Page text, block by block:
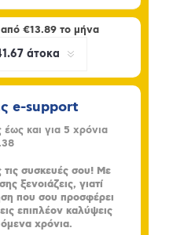
από€13.89 το μήνα
e-support
και για 5 χρόνια
τις συσκευές σου! Με
ξενοιάζεις, γιατί
που σου προσφέρει
επιπλέον καλύψεις
χρόνια.